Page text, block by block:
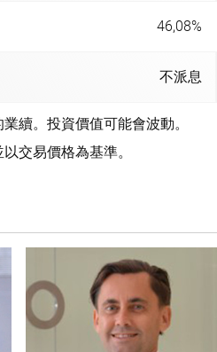
46,08%
不派息
續。投資價值可能會波動。
交易價格為基準。